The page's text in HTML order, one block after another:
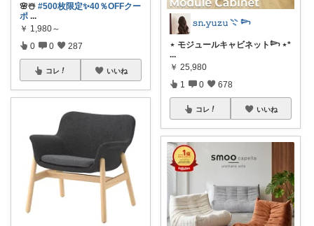
🌸☃️ #500枚限定✨40％OFFクー
ポ ...
￥ 1,980～
0 0 287
コレ いいね
𝚜𝚗.𝚢𝚞𝚣𝚞 𓇢 𓆸
⋆ モジュールキャビネット𓆸 ⋆*
...
￥ 25,980
1 0 678
コレ いいね